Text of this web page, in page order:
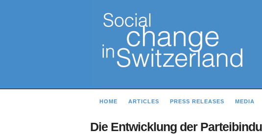
HOME ARTICLES PRESS RELEASES MEDIA
Die Entwicklung der